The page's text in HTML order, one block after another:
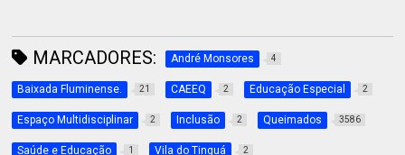
MARCADORES: André Monsores 4
Baixada Fluminense. 21 CAEEQ 2 Educação Especial 2
Espaço Multidisciplinar 2 Inclusão 2 Queimados 3586
Saúde e Educação 1 Vila do Tinguá 2